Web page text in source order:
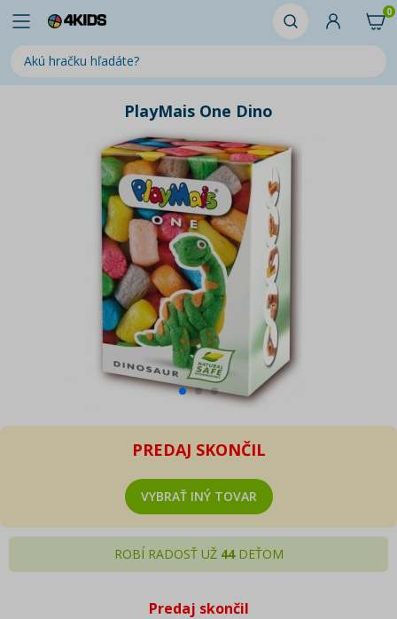
0
PlayMais One Dino
PREDAJ SKONČIL
VYBRAŤ INÝ TOVAR
ROBÍ RADOSŤ UŽ 44DEŤOM
Predaj skončil